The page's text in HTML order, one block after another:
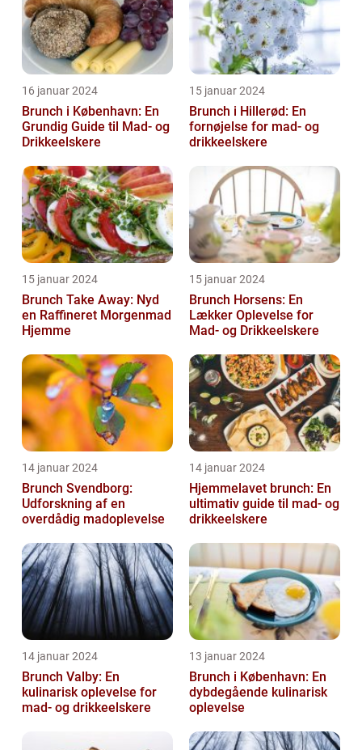
16 januar 2024
Brunch i København: En
Grundig Guide til Mad- og
Drikkeelskere
15 januar 2024
Brunch i Hillerød: En
fornøjelse for mad- og
drikkeelskere
15 januar 2024
Brunch Take Away: Nyd
en Raffineret Morgenmad
Hjemme
15 januar 2024
Brunch Horsens: En
Lækker Oplevelse for
Mad- og Drikkeelskere
14 januar 2024
Brunch Svendborg:
Udforskning af en
overdådig madoplevelse
14 januar 2024
Hjemmelavet brunch: En
ultimativ guide til mad- og
drikkeelskere
14 januar 2024
Brunch Valby: En
kulinarisk oplevelse for
mad- og drikkeelskere
13 januar 2024
Brunch i København: En
dybdegående kulinarisk
oplevelse